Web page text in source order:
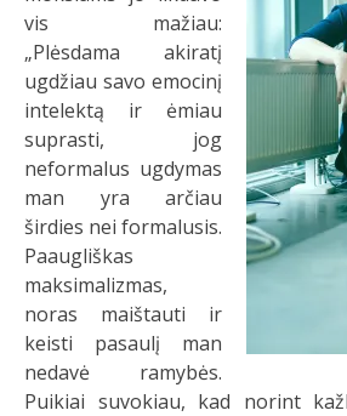
vis mažiau:
„Plėsdama akiratį
ugdžiau savo emocinį
intelektą ir ėmiau
suprasti, jog
neformalus ugdymas
man yra arčiau
širdies nei formalusis.
Paaugliškas
maksimalizmas,
noras maištauti ir
keisti pasaulį man
nedavė ramybės.
Puikiai suvokiau, kad norint